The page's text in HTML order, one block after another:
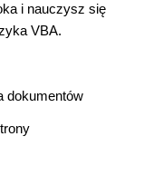
i nauczysz się
VBA.
dokumentów